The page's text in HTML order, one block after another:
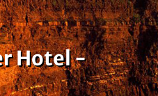
Hotel -